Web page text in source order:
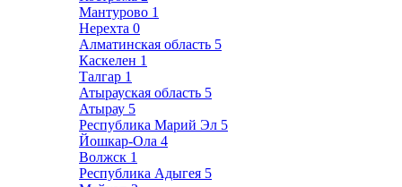
Мантурово 1
Нерехта 0
Алматинская область 5
Каскелен 1
Талгар 1
Атырауская область 5
Атырау 5
Республика Марий Эл 5
Йошкар-Ола 4
Волжск 1
Республика Адыгея 5